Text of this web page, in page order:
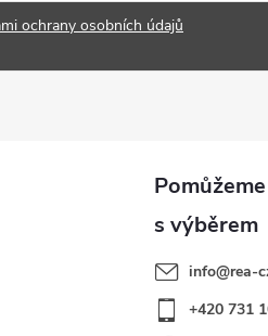
ochrany osobních údajů
info@rea-
+420 731